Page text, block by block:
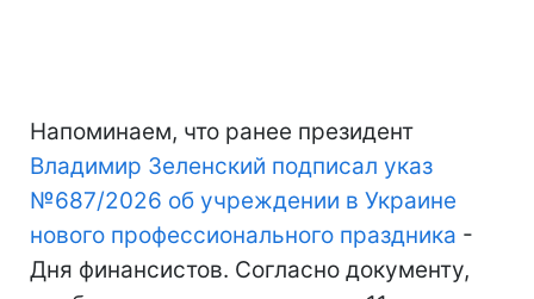
Напоминаем, что ранее президент
Владимир Зеленский подписал указ
№687/2026 об учреждении в Украине
нового профессионального праздника -
Дня финансистов. Согласно документу,